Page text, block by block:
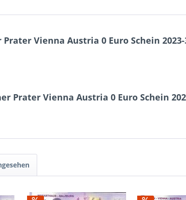
Vienna Austria 0 Euro Schein
Prater Vienna Austria 0 Euro Schein